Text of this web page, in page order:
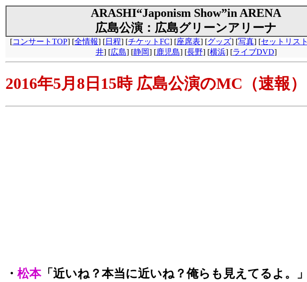
ARASHI“Japonism Show”in ARENA
広島公演：広島グリーンアリーナ
[コンサートTOP] [全情報] [日程] [チケットFC] [座席表] [グッズ] [写真] [セットリスト
井] [広島] [静岡] [鹿児島] [長野] [横浜] [ライブDVD]
2016年5月8日15時 広島公演のMC（速報）
・ 松本「近いね？本当に近いね？俺らも見えてるよ。」